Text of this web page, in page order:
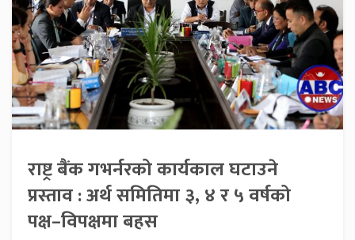
राष्ट्र बैंक गभर्नरको कार्यकाल घटाउने
प्रस्ताव : अर्थ समितिमा ३, ४ र ५ वर्षको
पक्ष–विपक्षमा बहस